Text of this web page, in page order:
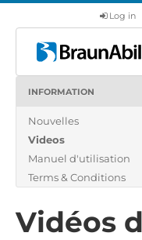
Log in
Produits
Nous
Trouver un
INFORMATION
Nouvelles
Videos
Manuel d'utilisation
Terms & Conditions
Vidéos